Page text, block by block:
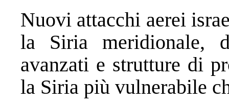
Nuovi attacchi aerei
la Siria meridionale,
avanzati e strutture di
la Siria più vulnerabile